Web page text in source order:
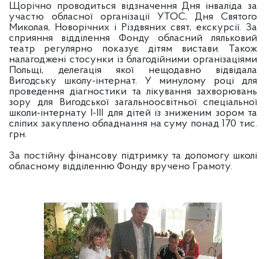
Щорічно проводиться відзначення Дня інваліда за
участю обласної організації УТОС, Дня Святого
Миколая, Новорічних і Різдвяних свят, екскурсії. За
сприяння відділення Фонду обласний ляльковий
театр регулярно показує дітям вистави. Також
налагоджені стосунки із благодійними організаціями
Польщі, делегація якої нещодавно відвідала
Вигодську школу-інтернат. У минулому році для
проведення діагностики та лікування захворювань
зору для Вигодської загальноосвітньої спеціальної
школи-інтернату І-ІІІ для дітей із зниженим зором та
сліпих закуплено обладнання на суму понад 170 тис.
грн.
За постійну фінансову підтримку та допомогу школі
обласному відділенню Фонду вручено Грамоту.